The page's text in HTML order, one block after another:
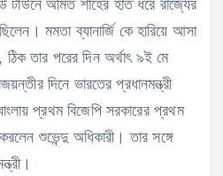
অমিত শাহের হাত ধরে রাজ্যের
মমতা ব্যানার্জি কে হারিয়ে আসা
ঠিক তার পরের দিন অর্থাৎ ৯ই মে
দিনে ভারতের প্রধানমন্ত্রী
প্রথম বিজেপি সরকারের প্রথম
শুভেন্দু অধিকারী। তার সঙ্গে